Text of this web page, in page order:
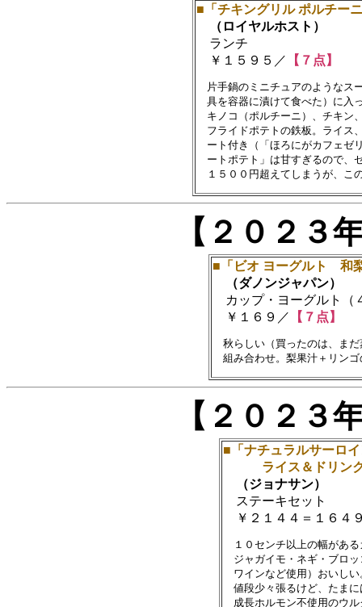
■「チキングリル ポルチー
（ロイヤルホスト）
ランチ
￥１５９５／
【７点】
片手鍋のミニチュアのようなス
具を容器に漬けて食べた）に入
キノコ（ポルチーニ）、チキン
フライドポテトの鉄板。ライス
ート付き（「ほろにがカフェゼ
ートポテト」は甘すぎるので、
【２０２
■「ビオ ヨーグルト 和
（ダノンジャパン）
カップ・ヨーグルト（
￥１６９／ 【７点】
秋らしい（買ったのは、ま
【２０２
■「ナチュラルサーロ
ライス＆ドリンク
（ジョナサン）
ステーキセット
￥２１４４＝１６４
１０センチ以上の幅があ
ジャガイモ・ネギ・ブロッ
ワインなど使用）おいしい
値段少々張るけど、たまに
成長ホルモン不使用のウル